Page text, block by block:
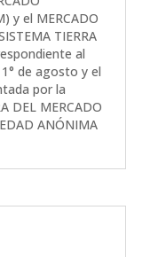
y el MERCADO
TIERRA
al
de agosto y el
por la
DEL MERCADO
ANÓNIMA